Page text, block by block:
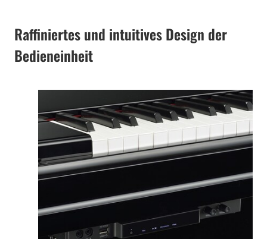
Raffiniertes und intuitives Design der
Bedieneinheit